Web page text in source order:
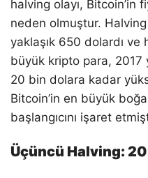
halving olayı, Bitcoin’in
neden olmuştur.
yaklaşık 650 dolardı ve
büyük kripto para, 2017
20 bin dolara kadar
Bitcoin’in en büyük
başlangıcını işaret
Üçüncü Halving: